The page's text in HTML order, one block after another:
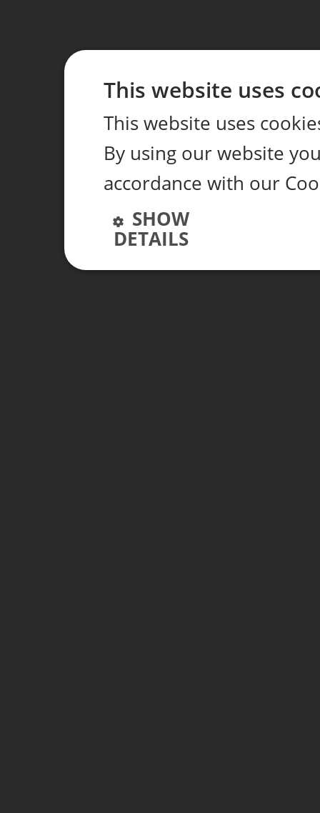
This website uses
This website uses
By using our website
accordance with our
SHOW
DETAILS